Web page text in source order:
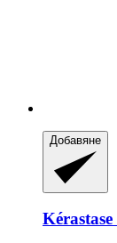
Добавяне
Kérastase